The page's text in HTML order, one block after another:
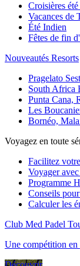
Croisières
Vacances de
Été Indien
Fêtes de fin
Nouveautés Resorts
Pragelato
South Africa
Punta Cana,
Les
Bornéo,
Voyagez en toute
Facilitez
Voyager
Programme
Conseils
Calculer les
Club Med Padel
Une compétition en